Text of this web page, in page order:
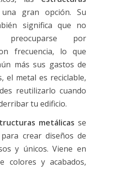
gran opción. Su
significa que no
por
frecuencia, lo que
más sus gastos de
el metal es reciclable,
reutilizarlo cuando
tu edificio.
metálicas se
crear diseños de
y únicos. Viene en
colores y acabados,